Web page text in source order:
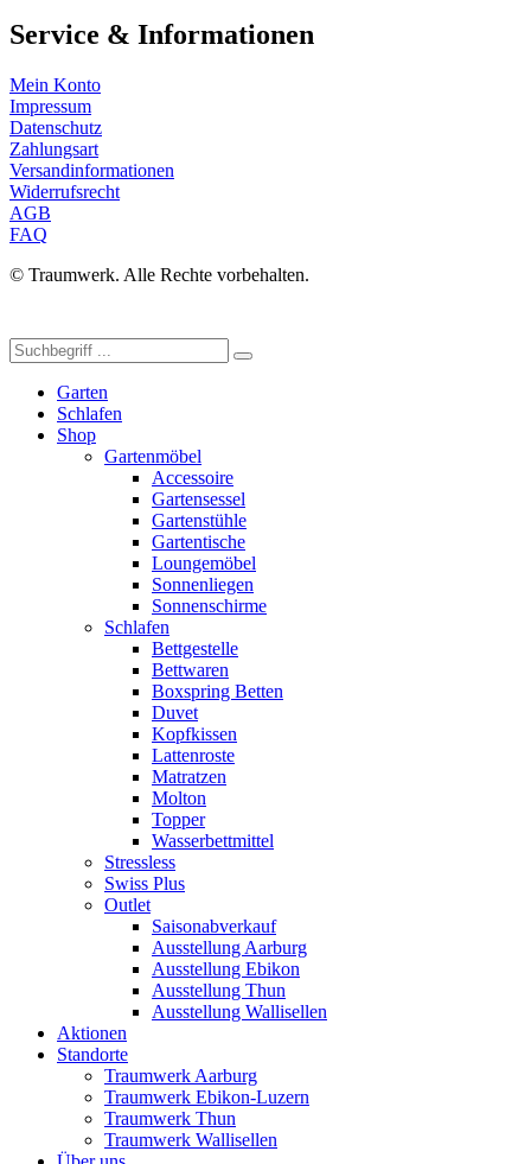
Service & Informationen
Mein Konto
Impressum
Datenschutz
Zahlungsart
Versandinformationen
Widerrufsrecht
AGB
FAQ
© Traumwerk. Alle Rechte vorbehalten.
Garten
Schlafen
Shop
Gartenmöbel
Accessoire
Gartensessel
Gartenstühle
Gartentische
Loungemöbel
Sonnenliegen
Sonnenschirme
Schlafen
Bettgestelle
Bettwaren
Boxspring Betten
Duvet
Kopfkissen
Lattenroste
Matratzen
Molton
Topper
Wasserbettmittel
Stressless
Swiss Plus
Outlet
Saisonabverkauf
Ausstellung Aarburg
Ausstellung Ebikon
Ausstellung Thun
Ausstellung Wallisellen
Aktionen
Standorte
Traumwerk Aarburg
Traumwerk Ebikon-Luzern
Traumwerk Thun
Traumwerk Wallisellen